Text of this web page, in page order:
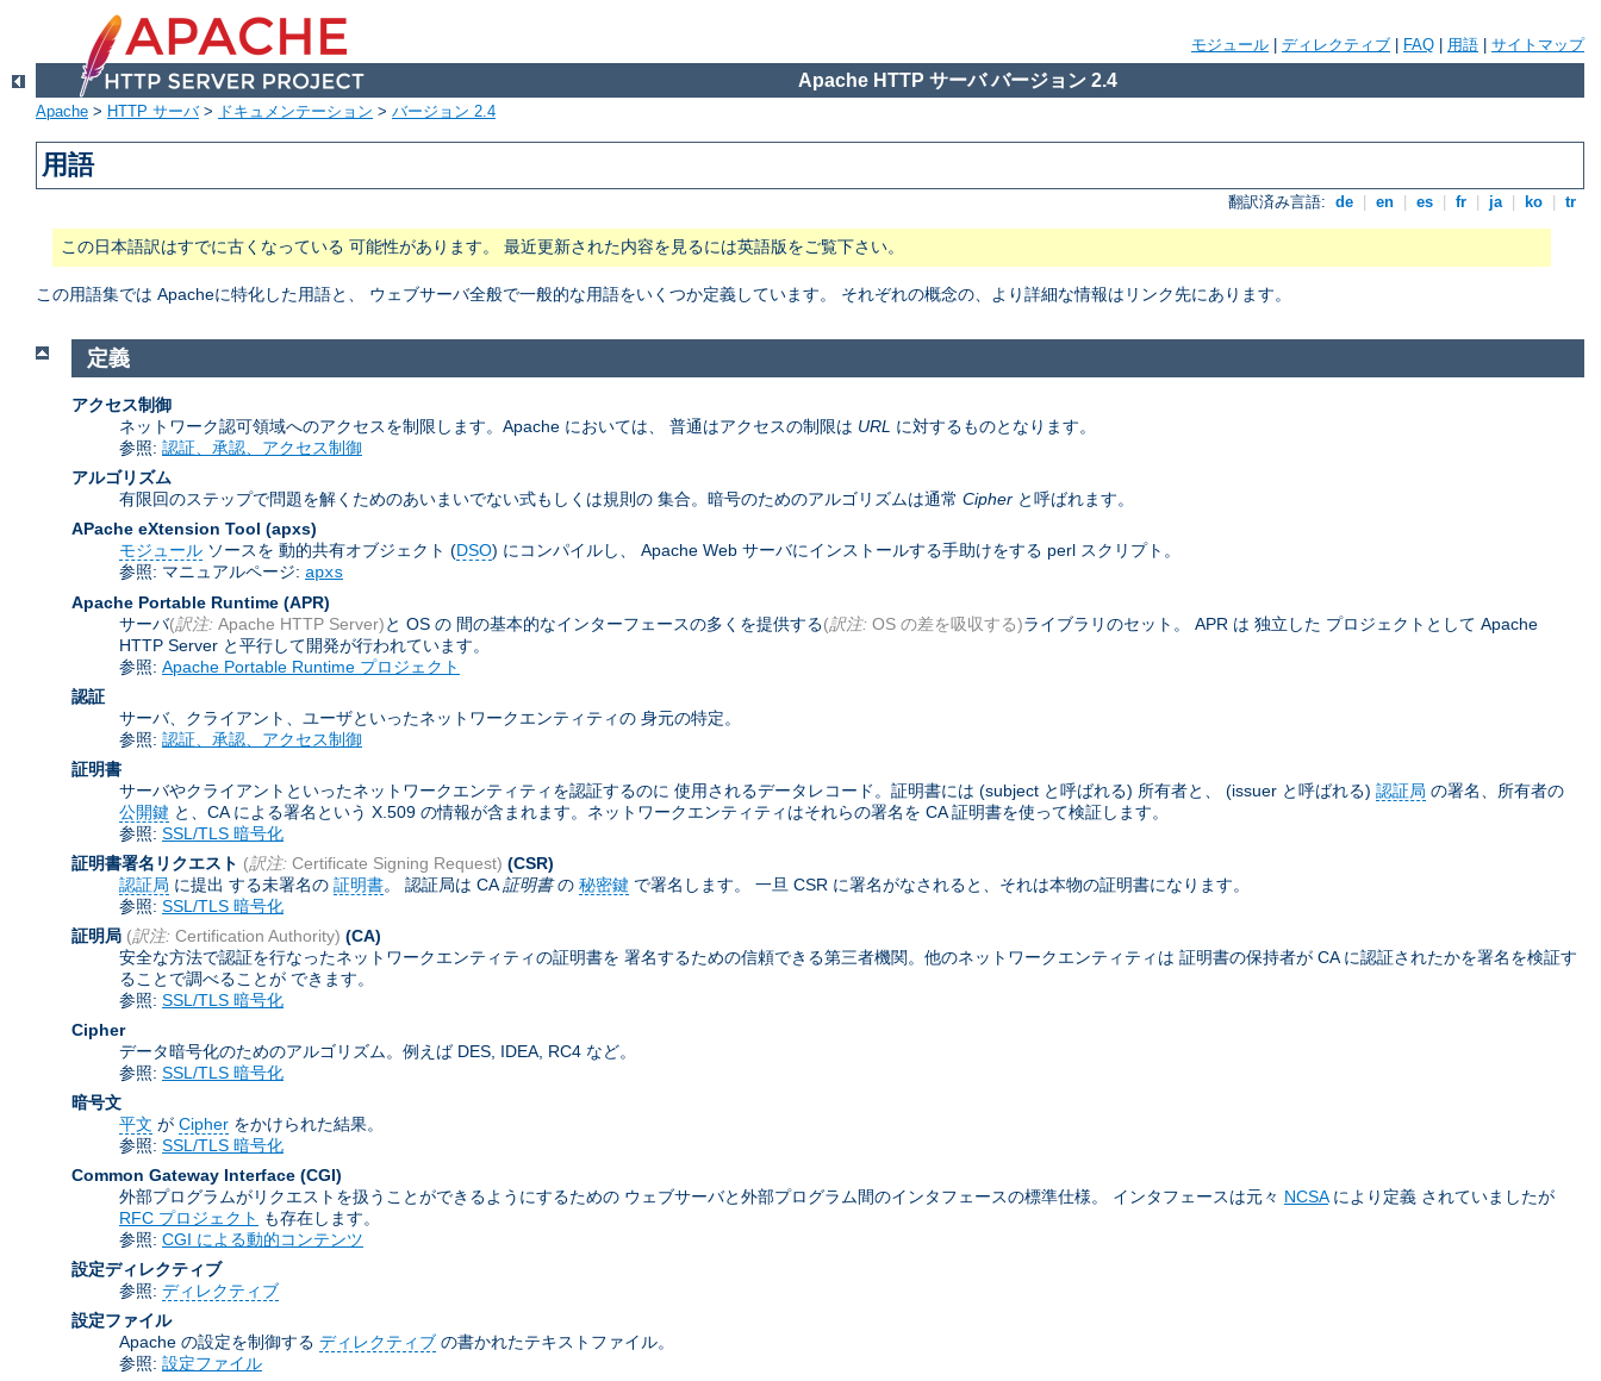
モジュール ディレクティブ FAQ 用語 サイトマップ
Apache HTTP サーバ バージョン 2.4
Apache > HTTP サーバ> ドキュメンテーション > バージョン 2.4
用語
翻訳済み言語: de en es fr ja ko tr
この日本語訳はすでに古くなっている 可能性があります。 最近更新された内容を見るには英語版をご覧下さい。
この用語集では Apacheに特化した用語と、 ウェブサーバ全般で一般的な用語をいくつか定義しています。 それぞれの概念の、より詳細な情報はリンク先にあります。
定義
アクセス制御
ネットワーク認可領域へのアクセスを制限します。Apache においては、 普通はアクセスの制限は URL に対するものとなります。
参照: 認証、承認、アクセス制御
アルゴリズム
有限回のステップで問題を解くためのあいまいでない式もしくは規則の 集合。暗号のためのアルゴリズムは通常 Cipher と呼ばれます。
APache eXtension Tool (apxs)
モジュール ソースを 動的共有オブジェクト (DSO) にコンパイルし、 Apache Web サーバにインストールする手助けをする perl スクリプト。
参照: マニュアルページ: apxs
Apache Portable Runtime (APR)
サーバ(訳注: Apache HTTP Server)と OS の 間の基本的なインターフェースの多くを提供する(訳注: OS の差を吸収する)ライブラリのセット。 APR は 独立した プロジェクトとして Apache
HTTP Server と平行して開発が行われています。
参照: Apache Portable Runtime プロジェクト
認証
サーバ、クライアント、ユーザといったネットワークエンティティの 身元の特定。
参照: 認証、承認、アクセス制御
証明書
サーバやクライアントといったネットワークエンティティを認証するのに 使用されるデータレコード。証明書には (subject と呼ばれる) 所有者と、 (issuer と呼ばれる) 認証局 の署名、所有者の
公開鍵 と、CA による署名という X.509 の情報が含まれます。ネットワークエンティティはそれらの署名を CA 証明書を使って検証します。
参照: SSL/TLS 暗号化
証明書署名リクエスト (訳注: Certificate Signing Request) (CSR)
認証局 に提出 する未署名の 証明書。 認証局は CA証明書の 秘密鍵 で署名します。 一旦 CSR に署名がなされると、それは本物の証明書になります。
参照: SSL/TLS 暗号化
証明局 (訳注: Certification Authority) (CA)
安全な方法で認証を行なったネットワークエンティティの証明書を 署名するための信頼できる第三者機関。他のネットワークエンティティは 証明書の保持者が CA に認証されたかを署名を検証す
ることで調べることが できます。
参照: SSL/TLS 暗号化
Cipher
データ暗号化のためのアルゴリズム。例えば DES, IDEA, RC4 など。
参照: SSL/TLS 暗号化
暗号文
平文 が Cipher をかけられた結果。
参照: SSL/TLS 暗号化
Common Gateway Interface (CGI)
外部プログラムがリクエストを扱うことができるようにするための ウェブサーバと外部プログラム間のインタフェースの標準仕様。 インタフェースは元々 NCSAにより定義 されていましたが
RFC プロジェクト も存在します。
参照: CGI による動的コンテンツ
設定ディレクティブ
参照: ディレクティブ
設定ファイル
Apache の設定を制御する ディレクティブ の書かれたテキストファイル。
参照: 設定ファイル